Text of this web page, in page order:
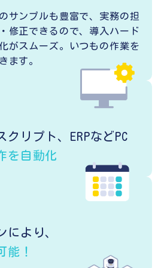
サンプルも豊富で、実務の担
修正できるので、導入ハード
がスムーズ。いつもの作業を
ます。
リプト、ERPなどPC
を自動化
により、
能！